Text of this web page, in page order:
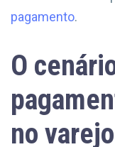
pagamento.
O
no